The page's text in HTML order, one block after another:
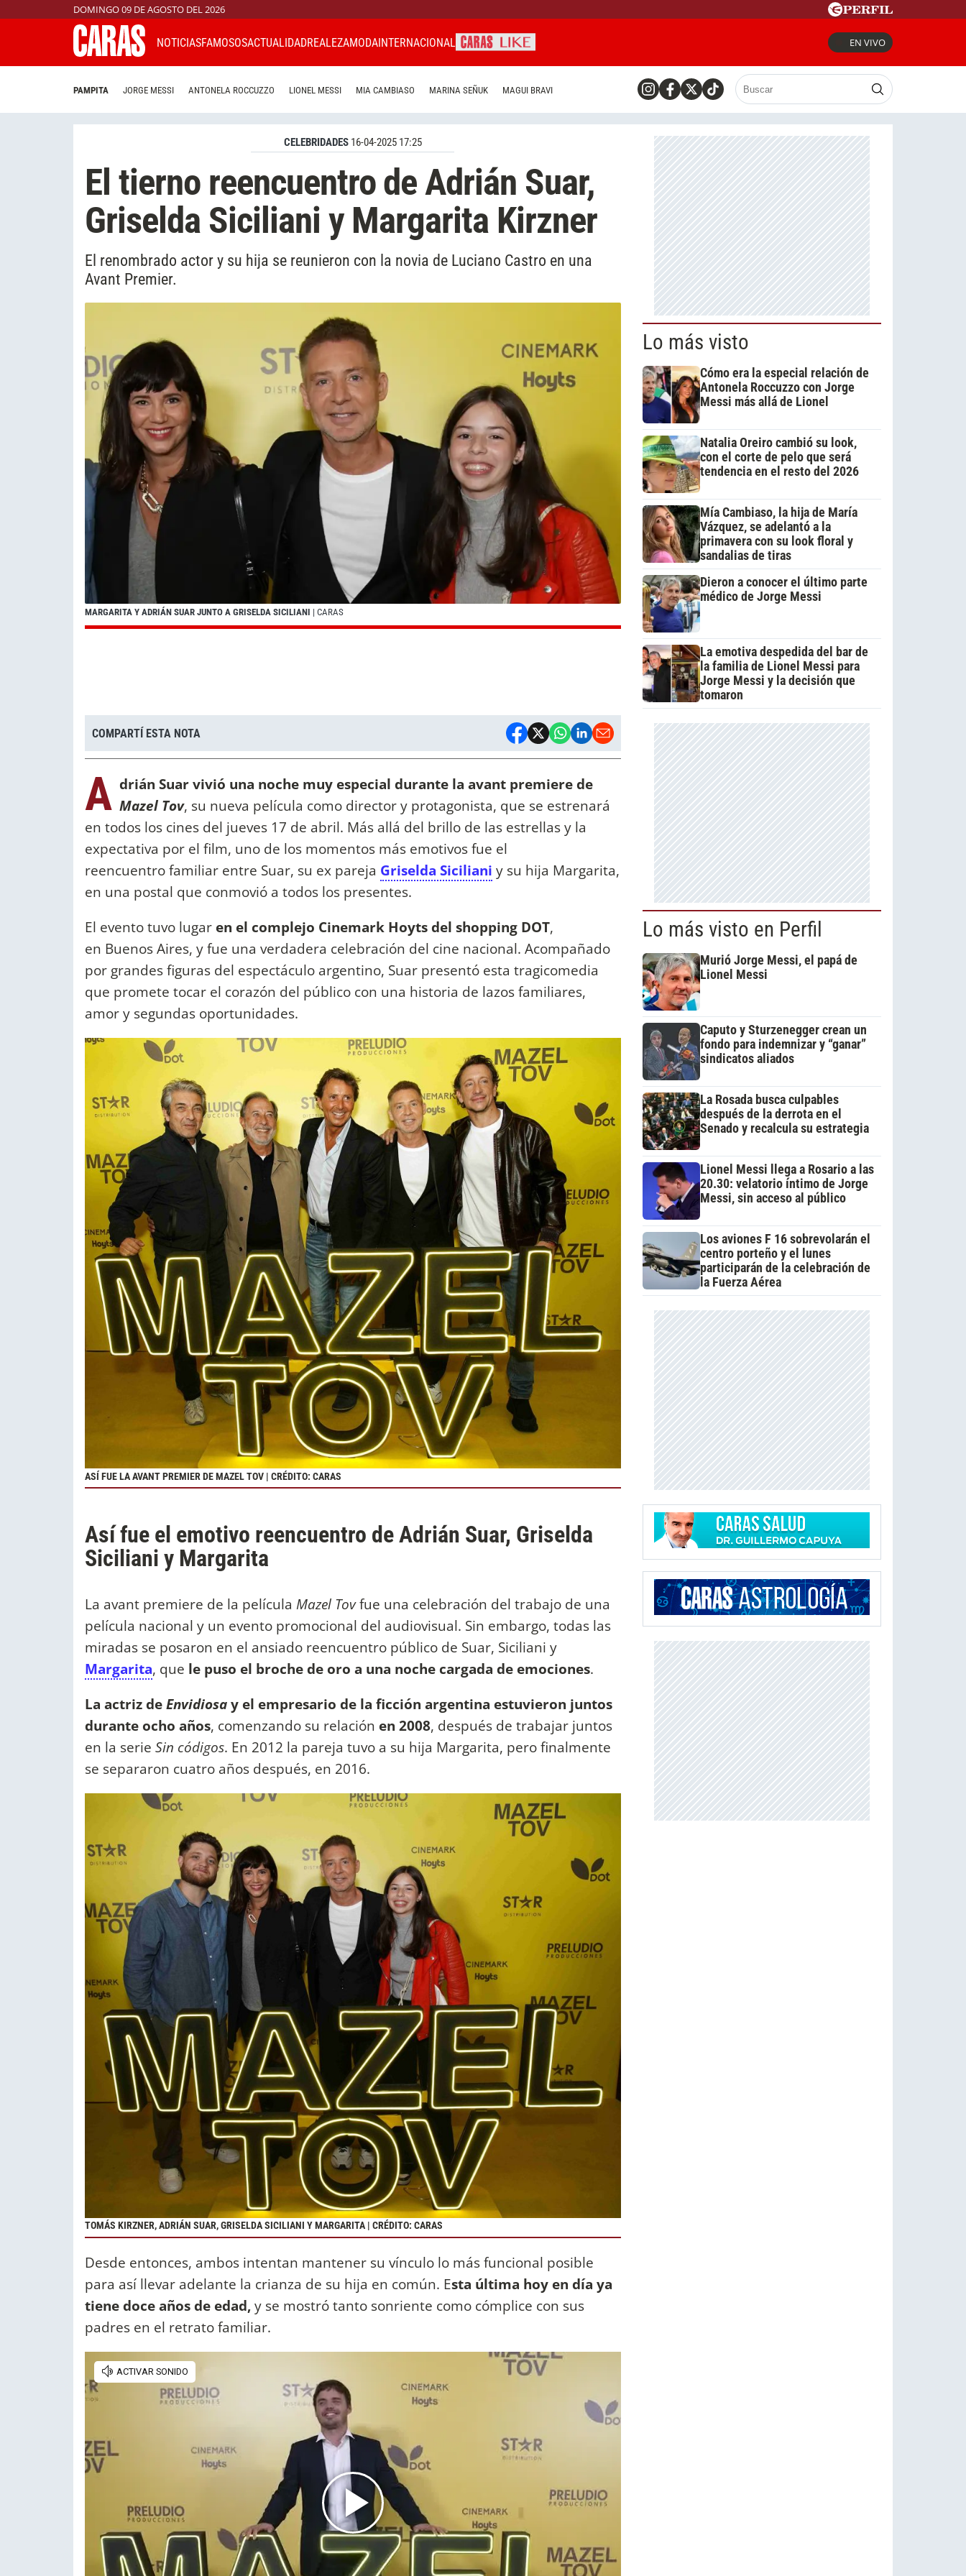
DOMINGO 09 DE AGOSTO DEL 2026
NOTICIASFAMOSOSACTUALIDADREALEZAMODAINTERNACIONAL EN VIVO
PAMPITA JORGE MESSI ANTONELA ROCCUZZO LIONEL MESSI MIA CAMBIASO MARINA SEÑUK MAGUI BRAVI
CELEBRIDADES 16-04-2025 17:25
El tierno reencuentro de Adrián Suar,
Griselda Siciliani y Margarita Kirzner
El renombrado actor y su hija se reunieron con la novia de Luciano Castro en una
Avant Premier.
MARGARITA Y ADRIÁN SUAR JUNTO A GRISELDA SICILIANI | CARAS
COMPARTÍ ESTA NOTA
A drián Suar vivió una noche muy especial durante la avant premiere de
Mazel Tov, su nueva película como director y protagonista, que se estrenará
en todos los cines del jueves 17 de abril. Más allá del brillo de las estrellas y la
expectativa por el film, uno de los momentos más emotivos fue el
reencuentro familiar entre Suar, su ex pareja Griselda Siciliani y su hija Margarita,
en una postal que conmovió a todos los presentes.
El evento tuvo lugar en el complejo Cinemark Hoyts del shopping DOT,
en Buenos Aires, y fue una verdadera celebración del cine nacional. Acompañado
por grandes figuras del espectáculo argentino, Suar presentó esta tragicomedia
que promete tocar el corazón del público con una historia de lazos familiares,
amor y segundas oportunidades.
ASÍ FUE LA AVANT PREMIER DE MAZEL TOV | CRÉDITO: CARAS
Así fue el emotivo reencuentro de Adrián Suar, Griselda
Siciliani y Margarita
La avant premiere de la película Mazel Tovfue una celebración del trabajo de una
película nacional y un evento promocional del audiovisual. Sin embargo, todas las
miradas se posaron en el ansiado reencuentro público de Suar, Siciliani y
Margarita, que le puso el broche de oro a una noche cargada de emociones.
La actriz deEnvidiosay el empresario de la ficción argentina estuvieron juntos
durante ocho años, comenzando su relación en 2008, después de trabajar juntos
en la serie Sin códigos. En 2012 la pareja tuvo a su hija Margarita, pero finalmente
se separaron cuatro años después, en 2016.
TOMÁS KIRZNER, ADRIÁN SUAR, GRISELDA SICILIANI Y MARGARITA | CRÉDITO: CARAS
Desde entonces, ambos intentan mantener su vínculo lo más funcional posible
para así llevar adelante la crianza de su hija en común. Esta última hoy en día ya
tiene doce años de edad,y se mostró tanto sonriente como cómplice con sus
padres en el retrato familiar.
Lo más visto
Cómo era la especial relación de
Antonela Roccuzzo con Jorge
Messi más allá de Lionel
Natalia Oreiro cambió su look,
con el corte de pelo que será
tendencia en el resto del 2026
Mía Cambiaso, la hija de María
Vázquez, se adelantó a la
primavera con su look floral y
sandalias de tiras
Dieron a conocer el último parte
médico de Jorge Messi
La emotiva despedida del bar de
la familia de Lionel Messi para
Jorge Messi y la decisión que
tomaron
Lo más visto en Perfil
Murió Jorge Messi, el papá de
Lionel Messi
Caputo y Sturzenegger crean un
fondo para indemnizar y “ganar”
sindicatos aliados
La Rosada busca culpables
después de la derrota en el
Senado y recalcula su estrategia
Lionel Messi llega a Rosario a las
20.30: velatorio íntimo de Jorge
Messi, sin acceso al público
Los aviones F 16 sobrevolarán el
centro porteño y el lunes
participarán de la celebración de
la Fuerza Aérea